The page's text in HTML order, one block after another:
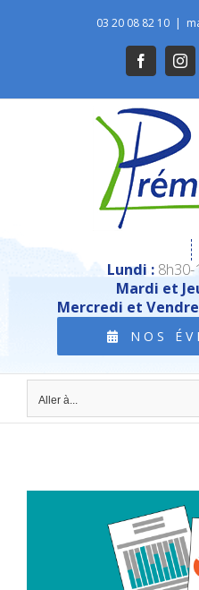
03 20 08 82 10 |
Facebook
Lundi :8h30-
Mardi et
Mercredi et
NOS
Aller à...